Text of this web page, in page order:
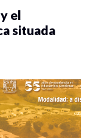
el
situada